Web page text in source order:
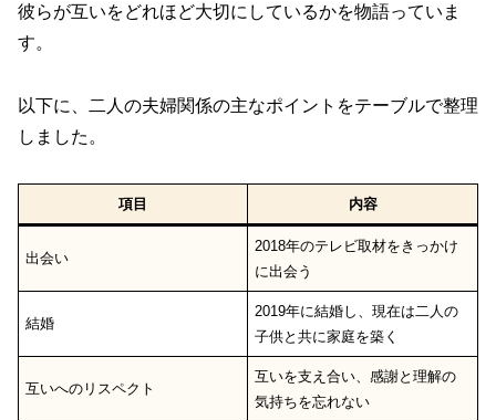
彼らが互いをどれほど大切にしているかを物語っていま
す。
以下に、二人の夫婦関係の主なポイントをテーブルで整理
しました。
項目 内容
出会い
2018年のテレビ取材をきっかけ
に出会う
結婚
2019年に結婚し、現在は二人の
子供と共に家庭を築く
互いへのリスペクト
互いを支え合い、感謝と理解の
気持ちを忘れない